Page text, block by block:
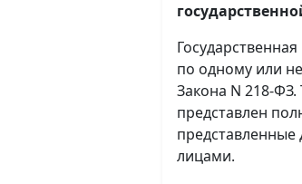
по одному или
Закона N 218-
представлен
лицами.